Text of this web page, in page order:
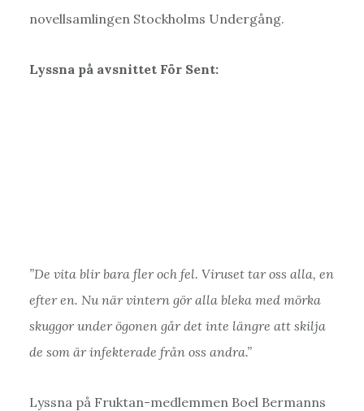
novellsamlingen Stockholms Undergång.
Lyssna på avsnittet För Sent:
”De vita blir bara fler och fel. Viruset tar oss alla, en
efter en. Nu när vintern gör alla bleka med mörka
skuggor under ögonen går det inte längre att skilja
de som är infekterade från oss andra.”
Lyssna på Fruktan-medlemmen Boel Bermanns